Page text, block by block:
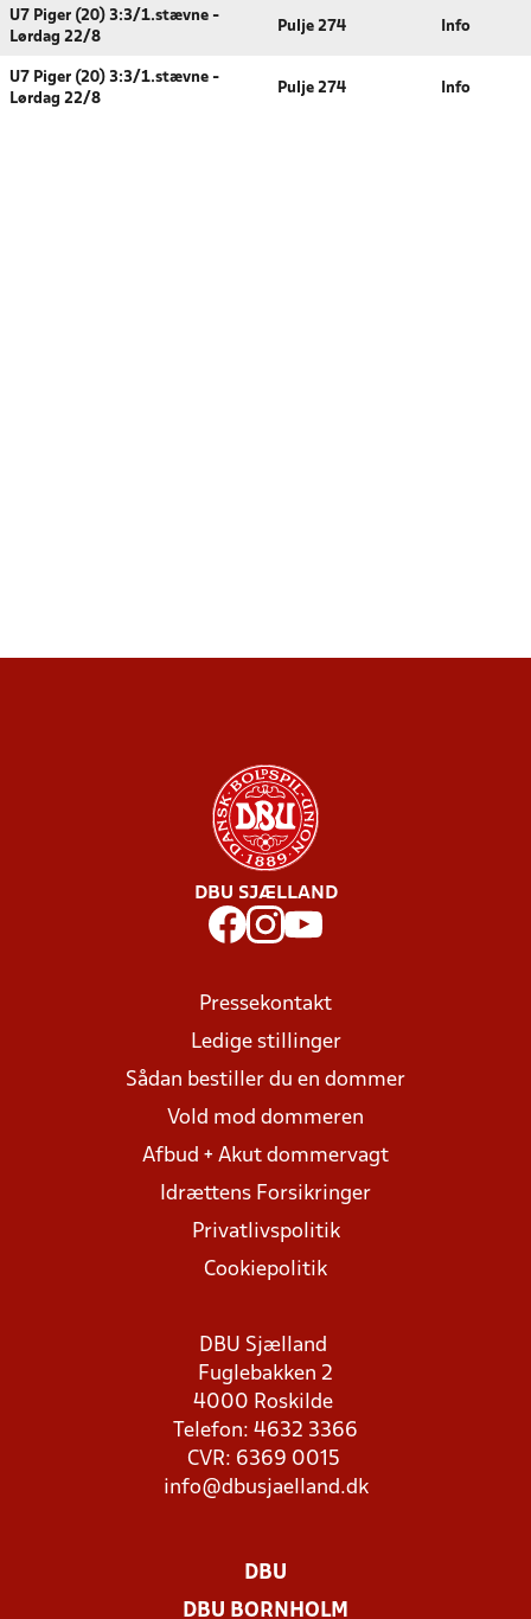
U7 Piger (20) 3:3/1.stævne -
Lørdag 22/8
Pulje 274 Info
U7 Piger (20) 3:3/1.stævne -
Lørdag 22/8
Pulje 274 Info
DBU SJÆLLAND
Pressekontakt
Ledige stillinger
Sådan bestiller du en dommer
Vold mod dommeren
Afbud + Akut dommervagt
Idrættens Forsikringer
Privatlivspolitik
Cookiepolitik
DBU Sjælland
Fuglebakken 2
4000 Roskilde
Telefon: 4632 3366
CVR: 6369 0015
info@dbusjaelland.dk
DBU
DBU BORNHOLM